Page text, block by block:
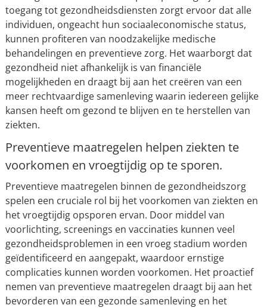
toegang tot gezondheidsdiensten zorgt ervoor dat alle
individuen, ongeacht hun sociaaleconomische status,
kunnen profiteren van noodzakelijke medische
behandelingen en preventieve zorg. Het waarborgt dat
gezondheid niet afhankelijk is van financiële
mogelijkheden en draagt bij aan het creëren van een
meer rechtvaardige samenleving waarin iedereen gelijke
kansen heeft om gezond te blijven en te herstellen van
ziekten.
Preventieve maatregelen helpen ziekten te
voorkomen en vroegtijdig op te sporen.
Preventieve maatregelen binnen de gezondheidszorg
spelen een cruciale rol bij het voorkomen van ziekten en
het vroegtijdig opsporen ervan. Door middel van
voorlichting, screenings en vaccinaties kunnen veel
gezondheidsproblemen in een vroeg stadium worden
geïdentificeerd en aangepakt, waardoor ernstige
complicaties kunnen worden voorkomen. Het proactief
nemen van preventieve maatregelen draagt bij aan het
bevorderen van een gezonde samenleving en het